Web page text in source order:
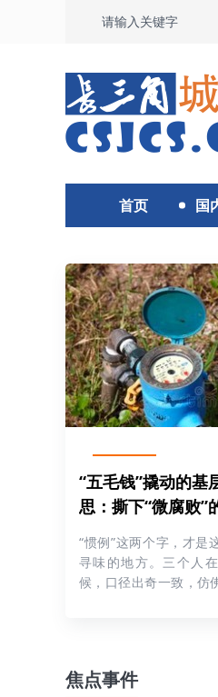
首页 国
“五毛钱”撬动的基
思：撕下“微腐败”
羞布
“惯例”这两个字，才是
寻味的地方。三个人
候，口径出奇一致，仿
焦点事件